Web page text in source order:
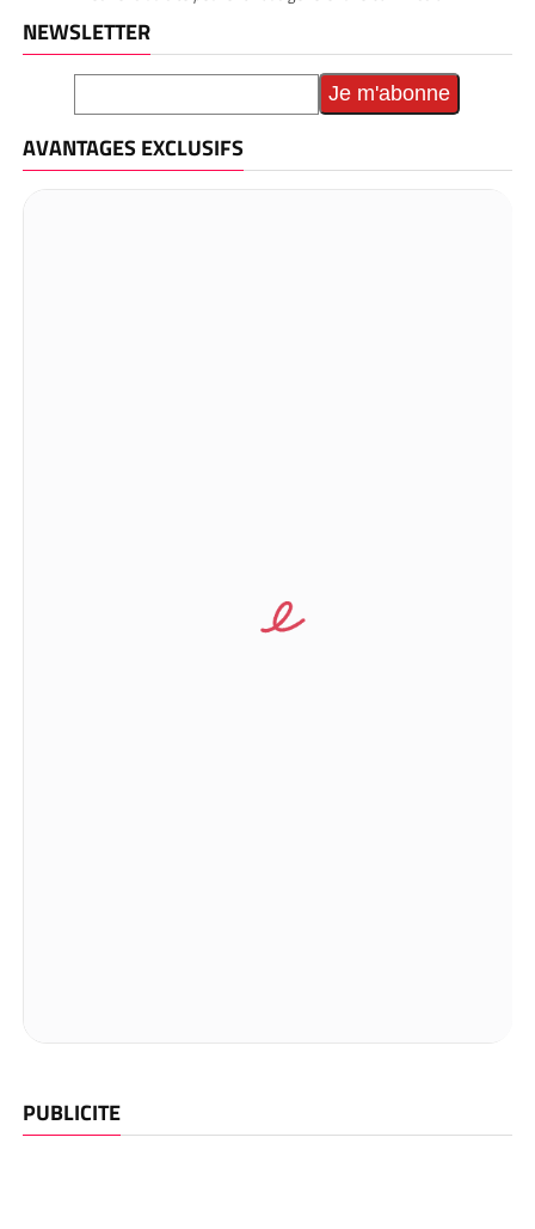
NEWSLETTER
AVANTAGES EXCLUSIFS
PUBLICITE